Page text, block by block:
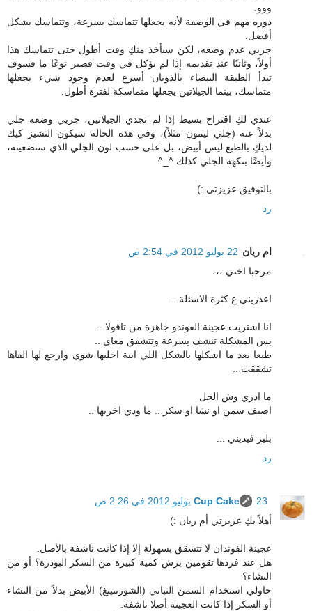
ووو.
دوره مهم في الوصفة لأنه يجعلها تتماسك بسرعة، وتتماسك بشكل
أفضل.
جربي عدم وضعه، لكن سيأخذ منكِ وقت أطول حتى تتماسك هذا
أولاً، وثانيًا عند تقديمه إذا لم يؤكل في وقت قصير نوعًا ما فسوف
تبدأ الطبقة البيضاء بالذوبان أسرع لعدم وجود شيء يجعلها
متماسك، بينما الجيلاتين يجعلها متماسكة لفترة أطول.
عندي لكِ اقتراح بسيط إذا لم تجدي الجيلاتين، جربي وضعه جلي
بدلاً عنه (جلي ليمون مثلاً)، وفي هذه الحالة سيكون التشيز كيك
لديكِ بالطبع ليس أبيض، بل على حسب لون الجلي الذي ستضعينه،
وأيضًا بنكهة الجلي كذلك ^_^
بالتوفيق عزيزتي :)
رد
ام ريان 22 يوليو 2012 في 2:54 ص
مرحبا اختي ،،،
اعذريني ع كثرة الاسئلة ..
انا اشتريت عجينة الفوندو جاهزة من تافولا ..
بس المشكلة تنشف بسرعة وتتشقق معاي ..
طبعا بعد ما اشكلها بالشكل اللي ابية اخليها شوي وارجع لها القاها
تشققت ..
ما ادري وش الحل
اضيف سمن او نشا او سكر .. ما ودي اخربها ..
بليز فيديني ...
رد
Cup Cake
23 يوليو 2012 في 2:26 ص
أهلاً بكِ عزيزتي أم ريان :)
عجينة الفوندان لا تتشقق بسهولة إلا إذا كانت ناشفة بالأصل.
هل عند فردها تقومين برش كمية كبيرة من السكر البودرة؟ أو من
النشاء؟
حاولي استخدام السمن النباتي (الشورتنينغ) الأبيض بدلاً من النشاء
أو السكر إذا كانت العجينة أصلا ناشفة.